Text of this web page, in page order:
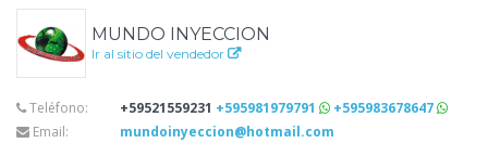
MUNDO INYECCION
Ir al sitio del vendedor
Teléfono: +59521559231 +595981979791
+595983678647
Email:
mundoinyeccion@hotmail.com